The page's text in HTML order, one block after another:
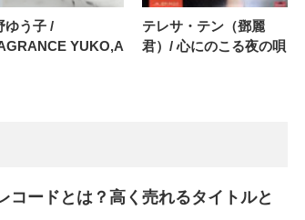
ゆう子 /
YUKO,A
テレサ・テン（鄧麗
君）/ 心にのこる夜の唄
コードとは？高く売れるタイトルと